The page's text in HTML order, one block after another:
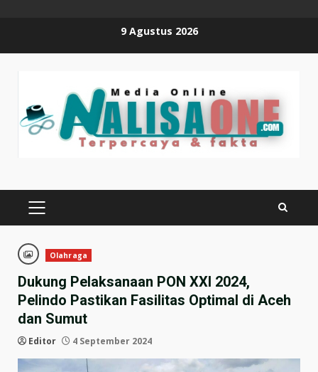
9 Agustus 2026
PRIMARY
Olahraga
Dukung Pelaksanaan PON XXI 2024,
Pelindo Pastikan Fasilitas Optimal di Aceh
dan Sumut
Editor 4 September 2024